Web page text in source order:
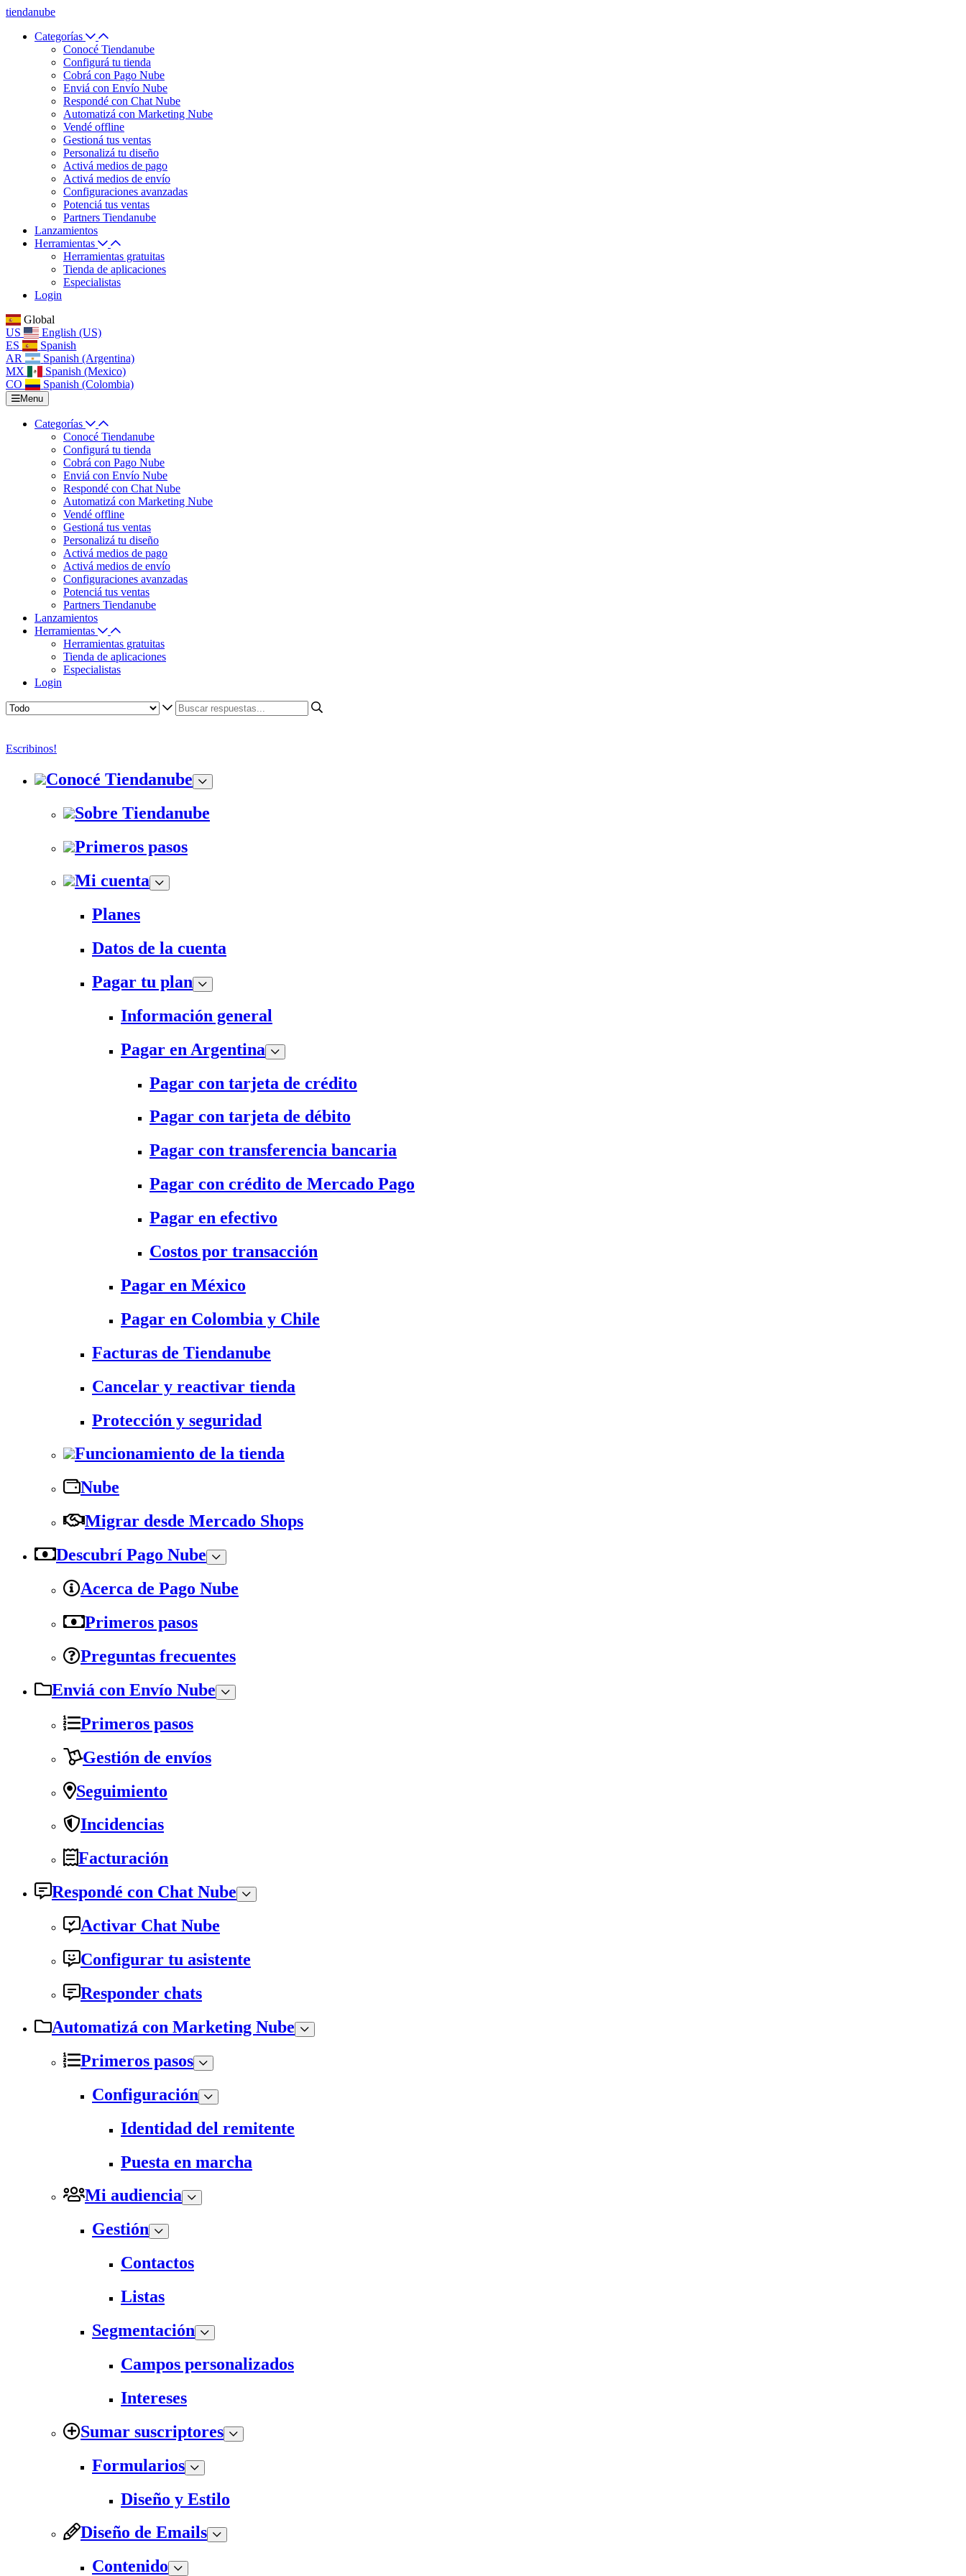
tiendanube
Categorías
Conocé Tiendanube
Configurá tu tienda
Cobrá con Pago Nube
Enviá con Envío Nube
Respondé con Chat Nube
Automatizá con Marketing Nube
Vendé offline
Gestioná tus ventas
Personalizá tu diseño
Activá medios de pago
Activá medios de envío
Configuraciones avanzadas
Potenciá tus ventas
Partners Tiendanube
Lanzamientos
Herramientas
Herramientas gratuitas
Tienda de aplicaciones
Especialistas
Login
Global
US
English (US)
ES
Spanish
AR
Spanish (Argentina)
MX
Spanish (Mexico)
CO
Spanish (Colombia)
Menu
Categorías
Conocé Tiendanube
Configurá tu tienda
Cobrá con Pago Nube
Enviá con Envío Nube
Respondé con Chat Nube
Automatizá con Marketing Nube
Vendé offline
Gestioná tus ventas
Personalizá tu diseño
Activá medios de pago
Activá medios de envío
Configuraciones avanzadas
Potenciá tus ventas
Partners Tiendanube
Lanzamientos
Herramientas
Herramientas gratuitas
Tienda de aplicaciones
Especialistas
Login
Escribinos!
Conocé Tiendanube
Sobre Tiendanube
Primeros pasos
Mi cuenta
Planes
Datos de la cuenta
Pagar tu plan
Información general
Pagar en Argentina
Pagar con tarjeta de crédito
Pagar con tarjeta de débito
Pagar con transferencia bancaria
Pagar con crédito de Mercado Pago
Pagar en efectivo
Costos por transacción
Pagar en México
Pagar en Colombia y Chile
Facturas de Tiendanube
Cancelar y reactivar tienda
Protección y seguridad
Funcionamiento de la tienda
Nube
Migrar desde Mercado Shops
Descubrí Pago Nube
Acerca de Pago Nube
Primeros pasos
Preguntas frecuentes
Enviá con Envío Nube
Primeros pasos
Gestión de envíos
Seguimiento
Incidencias
Facturación
Respondé con Chat Nube
Activar Chat Nube
Configurar tu asistente
Responder chats
Automatizá con Marketing Nube
Primeros pasos
Configuración
Identidad del remitente
Puesta en marcha
Mi audiencia
Gestión
Contactos
Listas
Segmentación
Campos personalizados
Intereses
Sumar suscriptores
Formularios
Diseño y Estilo
Diseño de Emails
Contenido